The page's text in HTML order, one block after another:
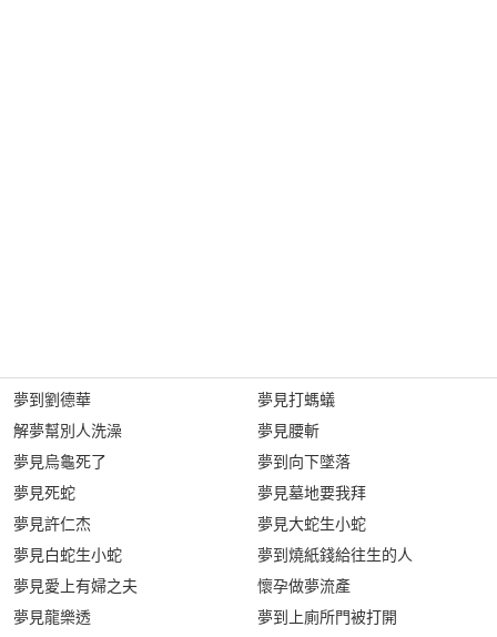
夢到劉德華
解夢幫別人洗澡
夢見烏龜死了
夢見死蛇
夢見許仁杰
夢見白蛇生小蛇
夢見愛上有婦之夫
夢見龍樂透
夢見打螞蟻
夢見腰斬
夢到向下墜落
夢見墓地要我拜
夢見大蛇生小蛇
夢到燒紙錢給往生的人
懷孕做夢流產
夢到上廁所門被打開